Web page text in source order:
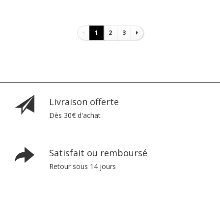
Pagination
1 2 3
Livraison offerte
Dès 30€ d'achat
Satisfait ou remboursé
Retour sous 14 jours